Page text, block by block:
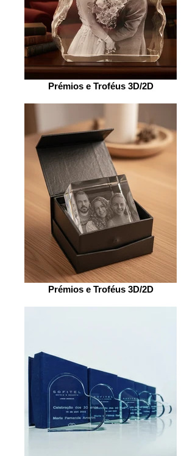
Prémios e Troféus 3D/2D
Prémios e Troféus 3D/2D